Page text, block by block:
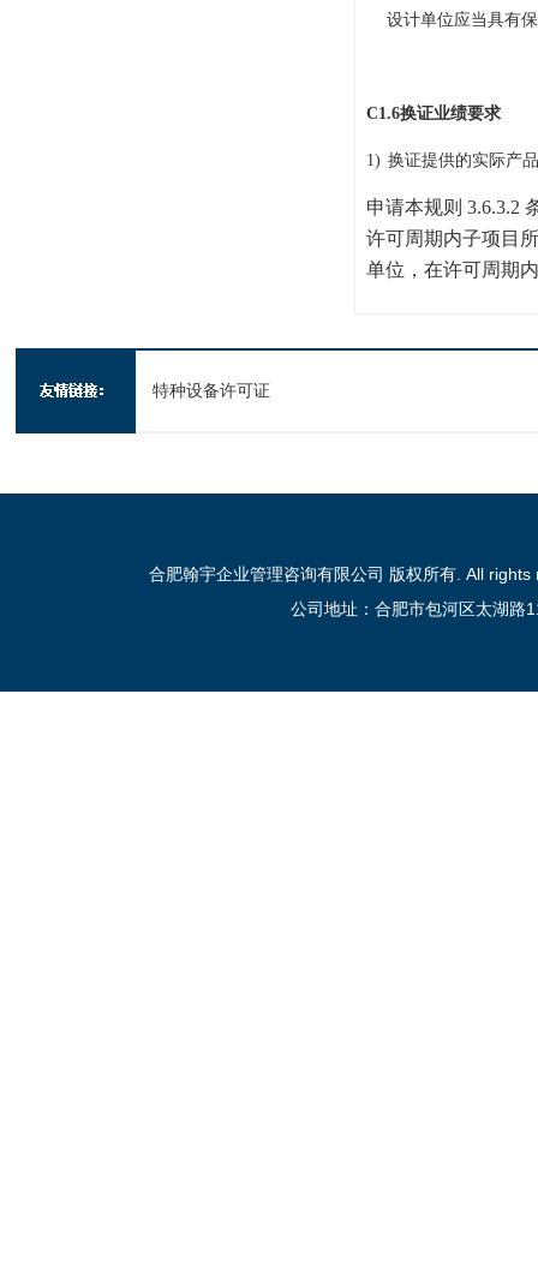
设计单位应当具有
C1.6换证业绩要求
1) 换证提供的实际产
申请本规则 3.6.3.2
许可周期内子项目
单位，在许可周期
特种设备许可证
合肥翰宇企业管理咨询有限公司 版权所有. All
公司地址：合肥市包河区太湖路